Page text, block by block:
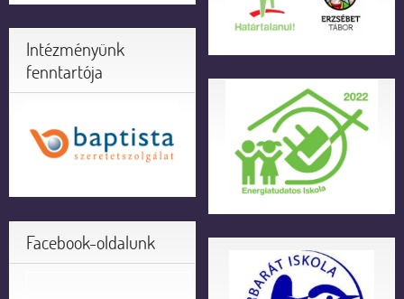
Intézményünk
fenntartója
Facebook-oldalunk